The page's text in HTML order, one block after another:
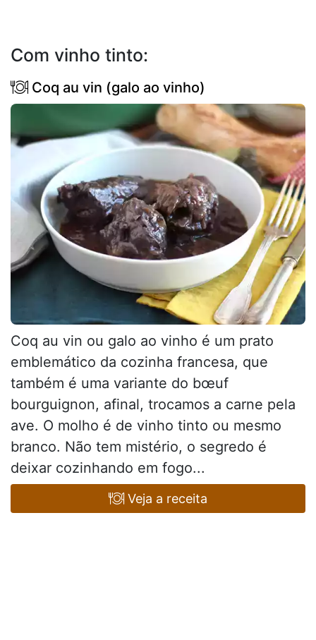
Com vinho tinto:
Coq au vin (galo ao vinho)
Coq au vin ou galo ao vinho é um prato
emblemático da cozinha francesa, que
também é uma variante do bœuf
bourguignon, afinal, trocamos a carne pela
ave. O molho é de vinho tinto ou mesmo
branco. Não tem mistério, o segredo é
deixar cozinhando em fogo...
Veja a receita